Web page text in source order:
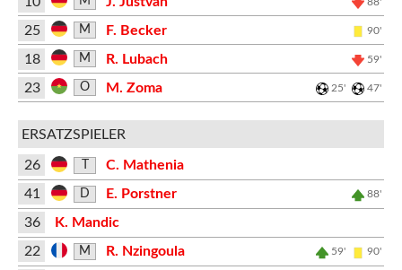
25 M F. Becker 90'
18 M R. Lubach 59'
23 O M. Zoma 25' 47'
ERSATZSPIELER
26
C. Mathenia
41
D E. Porstner 88'
36
K. Mandic
22
M R. Nzingoula 59' 90'